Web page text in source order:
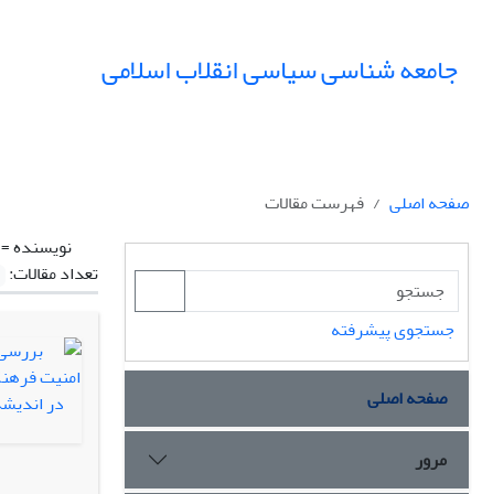
جامعه شناسی سیاسی انقلاب اسلامی
صفحه اصلی
فهرست مقالات
نویسنده =
تعداد مقالات:
جستجوی پیشرفته
صفحه اصلی
مرور